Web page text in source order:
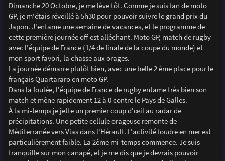
Dimanche 20 Octobre, je me lève tôt. Comme je suis fan de moto
GP, je m'étais réveillé à 5h30 pour pouvoir suivre le grand prix du
Japon. J'entame une semaine de vacances, et le programme de
cette première journée off est alléchant. Moto GP, match de rugby
avec l'équipe de France (1/4 de finale de la coupe du monde) et
mon sport favori, la chasse aux orages.
La journée démarre plutôt bien, avec une belle 2 ème place pour le
français Quartararo en moto GP.
Dans la foulée, l'équipe de France de rugby entame très bien son
match et mène rapidement 12 à 0 contre le Pays de Galles.
À la mi-temps je jette un premier coup d'œil au radar de
précipitations. Une petite cellule orageuse remonte de
Méditerranée vers Vias dans l'Hérault. L'activité foudre en mer est
particulièrement faible. La 2ème mi-temps commence. Je suis
tranquille sur mon canapé, et je me dis que je devrais pouvoir